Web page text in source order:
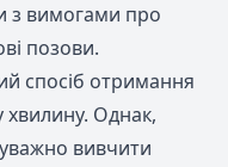
з вимогами про
позови.
спосіб отримання
хвилину. Однак,
вивчити